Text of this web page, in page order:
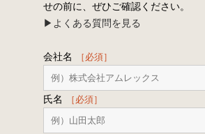
せの前に、ぜひご確認ください。
▶︎よくある質問を見る
会社名 ［必須］
氏名 ［必須］